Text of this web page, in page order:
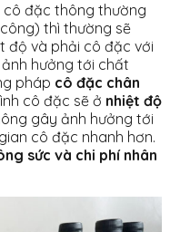
cô đặc thông thường
thì thường sẽ
độ và phải cô đặc với
hưởng tới chất
pháp cô đặc chân
cô đặc sẽ ở nhiệt độ
gây ảnh hưởng tới
cô đặc nhanh hơn.
sức và chi phí nhân